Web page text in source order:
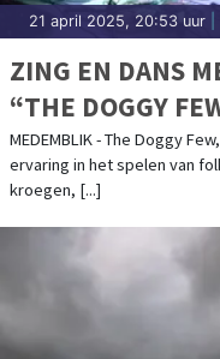
21 april 2025, 20:53 uur
ZING EN DANS
“THE DOGGY
MEDEMBLIK - The Doggy
ervaring in het spelen van
kroegen, [...]